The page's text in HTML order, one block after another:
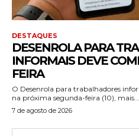
DESTAQUES
DESENROLA PARA
INFORMAIS DEVE
FEIRA
O Desenrola para trabalhadores
na próxima segunda-feira (10), mais...
7 de agosto de 2026